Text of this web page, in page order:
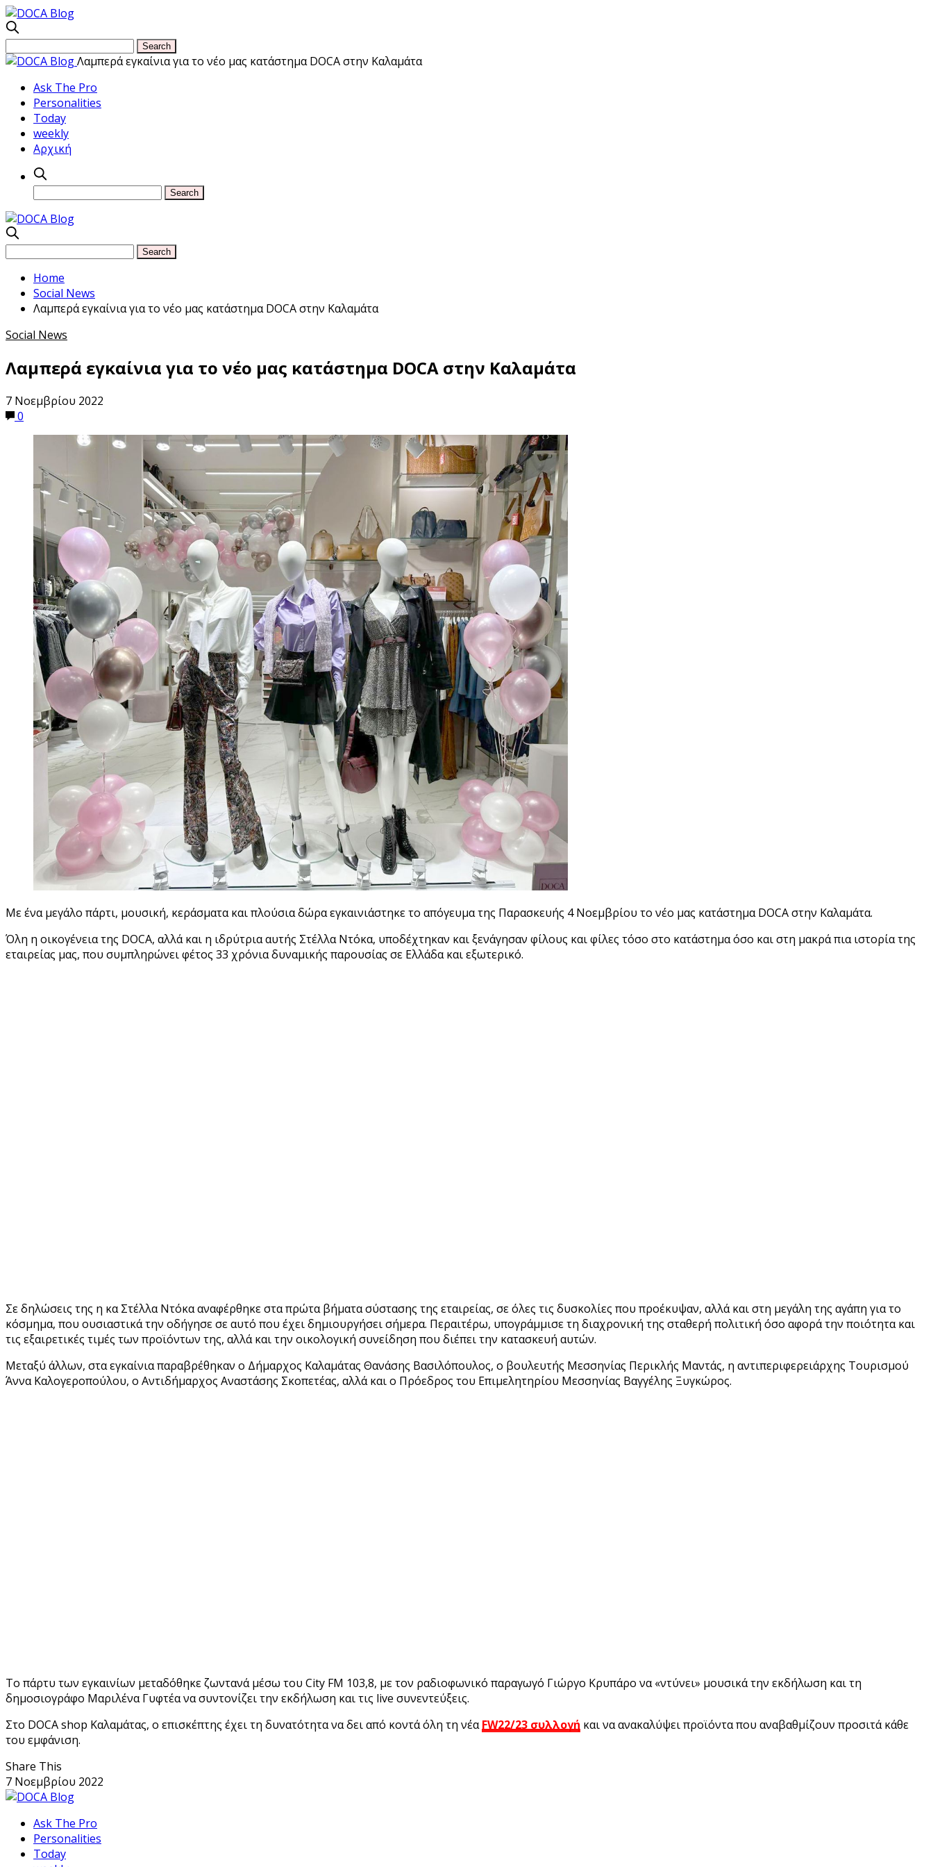
Λαμπερά εγκαίνια για το νέο μας κατάστημα DOCA στην Καλαμάτα
Ask The Pro
Personalities
Today
weekly
Αρχική
Home
Social News
Λαμπερά εγκαίνια για το νέο μας κατάστημα DOCA στην Καλαμάτα
Social News
Λαμπερά εγκαίνια για το νέο μας κατάστημα DOCA στην Καλαμάτα
7 Νοεμβρίου 2022
0
Με ένα μεγάλο πάρτι, μουσική, κεράσματα και πλούσια δώρα εγκαινιάστηκε το απόγευμα της Παρασκευής 4 Νοεμβρίου το νέο μας κατάστημα DOCA στην Καλαμάτα.
Όλη η οικογένεια της DOCA, αλλά και η ιδρύτρια αυτής Στέλλα Ντόκα, υποδέχτηκαν και ξενάγησαν φίλους και φίλες τόσο στο κατάστημα όσο και στη μακρά πια ιστορία της
εταιρείας μας, που συμπληρώνει φέτος 33 χρόνια δυναμικής παρουσίας σε Ελλάδα και εξωτερικό.
Σε δηλώσεις της η κα Στέλλα Ντόκα αναφέρθηκε στα πρώτα βήματα σύστασης της εταιρείας, σε όλες τις δυσκολίες που προέκυψαν, αλλά και στη μεγάλη της αγάπη για το
κόσμημα, που ουσιαστικά την οδήγησε σε αυτό που έχει δημιουργήσει σήμερα. Περαιτέρω, υπογράμμισε τη διαχρονική της σταθερή πολιτική όσο αφορά την ποιότητα και
τις εξαιρετικές τιμές των προϊόντων της, αλλά και την οικολογική συνείδηση που διέπει την κατασκευή αυτών.
Μεταξύ άλλων, στα εγκαίνια παραβρέθηκαν ο Δήμαρχος Καλαμάτας Θανάσης Βασιλόπουλος, ο βουλευτής Μεσσηνίας Περικλής Μαντάς, η αντιπεριφερειάρχης Τουρισμού
Άννα Καλογεροπούλου, ο Αντιδήμαρχος Αναστάσης Σκοπετέας, αλλά και ο Πρόεδρος του Επιμελητηρίου Μεσσηνίας Βαγγέλης Ξυγκώρος.
Το πάρτυ των εγκαινίων μεταδόθηκε ζωντανά μέσω του City FM 103,8, με τον ραδιοφωνικό παραγωγό Γιώργο Κρυπάρο να «ντύνει» μουσικά την εκδήλωση και τη
δημοσιογράφο Μαριλένα Γυφτέα να συντονίζει την εκδήλωση και τις live συνεντεύξεις.
Στο DOCA shop Καλαμάτας, ο επισκέπτης έχει τη δυνατότητα να δει από κοντά όλη τη νέαFW22/23 συλλογή και να ανακαλύψει προϊόντα που αναβαθμίζουν προσιτά κάθε
του εμφάνιση.
Share This
7 Νοεμβρίου 2022
Ask The Pro
Personalities
Today